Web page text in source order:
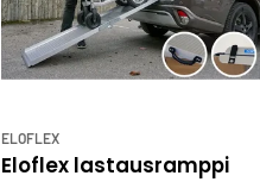
ELOFLEX
Eloflex lastausramppi